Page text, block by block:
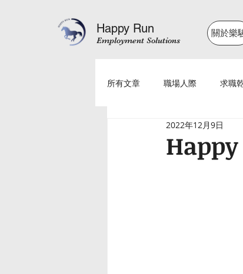
Happy Run
Employment Solutions
關於樂
所有文章 職場人際 求職
2022年12月9日